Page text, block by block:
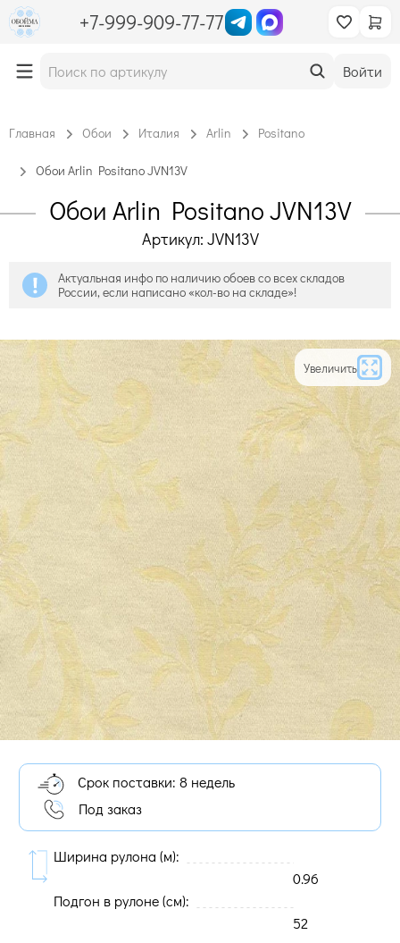
+7-999-909-77-77
Войти
Главная Обои Италия Arlin Positano
Обои Arlin Positano JVN13V
Обои Arlin Positano JVN13V
Артикул: JVN13V
Актуальная инфо по наличию обоев со всех складов
России, если написано «кол-во на складе»!
Увеличить
Срок поставки: 8 недель
Под заказ
Ширина рулона (м):
0.96
Подгон в рулоне (cм):
52